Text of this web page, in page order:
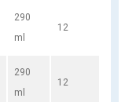
290
ml
12
290
ml
12